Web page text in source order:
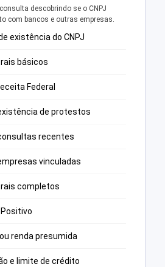
descobrindo se o CNPJ
com bancos e outras empresas.
existência do CNPJ
básicos
Federal
de protestos
recentes
vinculadas
completos
renda presumida
e limite de crédito